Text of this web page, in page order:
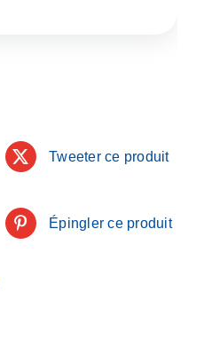
Tweeter ce produit
Épingler ce produit